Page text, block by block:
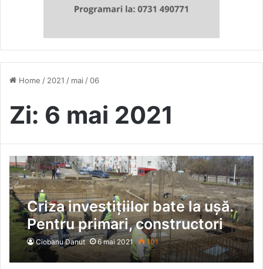
Home / 2021 / mai /06
Zi: 6 mai 2021
Criza investițiilor bate la ușă.
Pentru primari, constructori
și proiectanți 2021 va fi un an
compromis!
Ciobanu Danut 6 mai 2021 101